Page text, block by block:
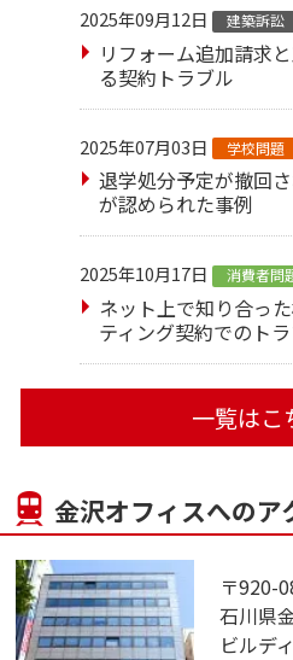
2025年09月12日 建築訴訟
リフォーム追加請求
る契約トラブル
2025年07月03日 学校問題
退学処分予定が撤回
が認められた事例
2025年10月17日 消費者問
ネット上で知り合っ
ティング契約でのト
一覧はこ
金沢オフィスへのア
〒920-
石川県
ビルデ